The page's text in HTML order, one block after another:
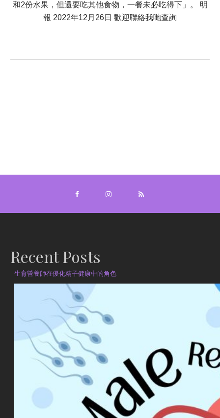
和2份水果，但還要吃其他食物，一餐未必吃得下」。 明
報 2022年12月26日 歡迎聯絡我哋查詢
Recent Posts
生育營養師在優化精子健康中的角色